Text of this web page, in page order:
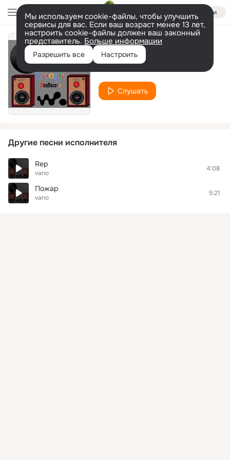
Войти
Мы используем cookie-файлы, чтобы улучшить
сервисы для вас. Если ваш возраст менее 13 лет,
настроить cookie-файлы должен ваш законный
представитель. Больше информации
Разрешить все Настроить
super
Слушать
Другие песни исполнителя
Rep
vano
4:08
Пожар
vano
5:21